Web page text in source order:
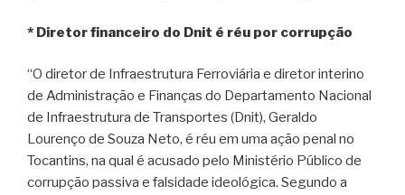
* Diretor financeiro do Dnit é réu por corrupção
“O diretor de Infraestrutura Ferroviária e diretor interino
de Administração e Finanças do Departamento Nacional
de Infraestrutura de Transportes (Dnit), Geraldo
Lourenço de Souza Neto, é réu em uma ação penal no
Tocantins, na qual é acusado pelo Ministério Público de
corrupção passiva e falsidade ideológica. Segundo a